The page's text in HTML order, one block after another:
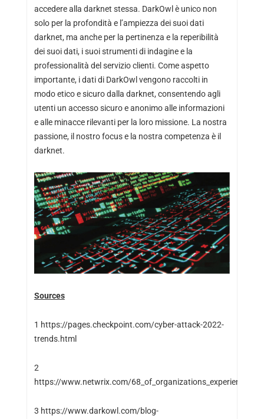
accedere alla darknet stessa. DarkOwl è unico non
solo per la profondità e l’ampiezza dei suoi dati
darknet, ma anche per la pertinenza e la reperibilità
dei suoi dati, i suoi strumenti di indagine e la
professionalità del servizio clienti. Come aspetto
importante, i dati di DarkOwl vengono raccolti in
modo etico e sicuro dalla darknet, consentendo agli
utenti un accesso sicuro e anonimo alle informazioni
e alle minacce rilevanti per la loro missione. La nostra
passione, il nostro focus e la nostra competenza è il
darknet.
Sources
1 https://pages.checkpoint.com/cyber-attack-2022-
trends.html
2
https://www.netwrix.com/
3 https://www.darkowl.com/blog-